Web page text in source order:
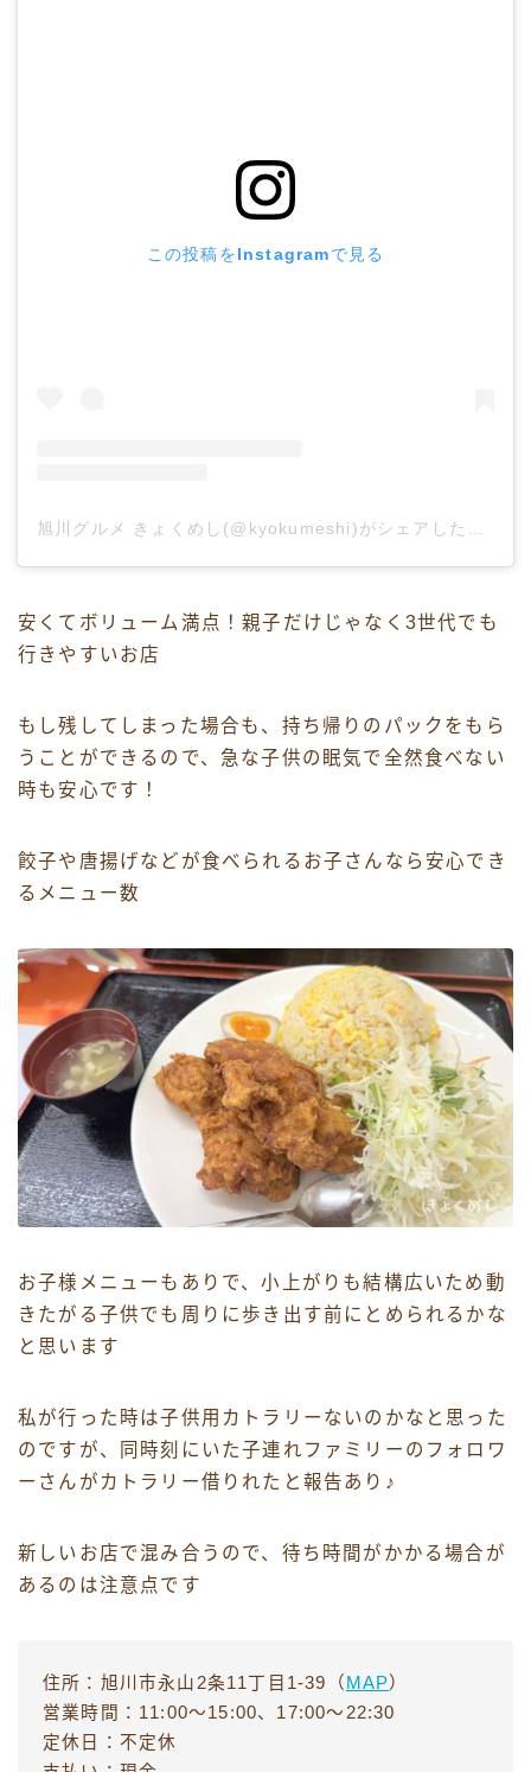
この投稿をInstagramで見る
安くてボリューム満点！親子だけじゃなく3世代でも
行きやすいお店
もし残してしまった場合も、持ち帰りのパックをもら
うことができるので、急な子供の眠気で全然食べない
時も安心です！
餃子や唐揚げなどが食べられるお子さんなら安心でき
るメニュー数
お子様メニューもありで、小上がりも結構広いため動
きたがる子供でも周りに歩き出す前にとめられるかな
と思います
私が行った時は子供用カトラリーないのかなと思った
のですが、同時刻にいた子連れファミリーのフォロワ
ーさんがカトラリー借りれたと報告あり♪
新しいお店で混み合うので、待ち時間がかかる場合が
あるのは注意点です
住所：旭川市永山2条11丁目1-39（ MAP）
営業時間：11:00〜15:00、17:00〜22:30
定休日：不定休